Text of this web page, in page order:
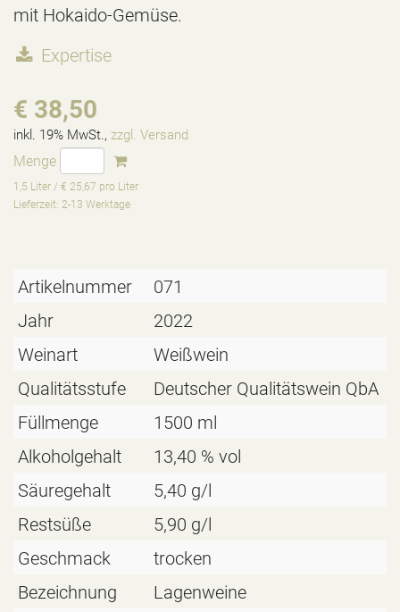
mit Hokaido-Gemüse.
Expertise
€ 38,50
inkl. 19% MwSt., zzgl. Versand
Menge
1,5 Liter / € 25,67 pro Liter
Lieferzeit: 2-13 Werktage
Artikelnummer
071
Jahr
2022
Weinart
Weißwein
Qualitätsstufe
Deutscher Qualitätswein QbA
Füllmenge
1500 ml
Alkoholgehalt
13,40 % vol
Säuregehalt
5,40 g/l
Restsüße
5,90 g/l
Geschmack
trocken
Bezeichnung
Lagenweine